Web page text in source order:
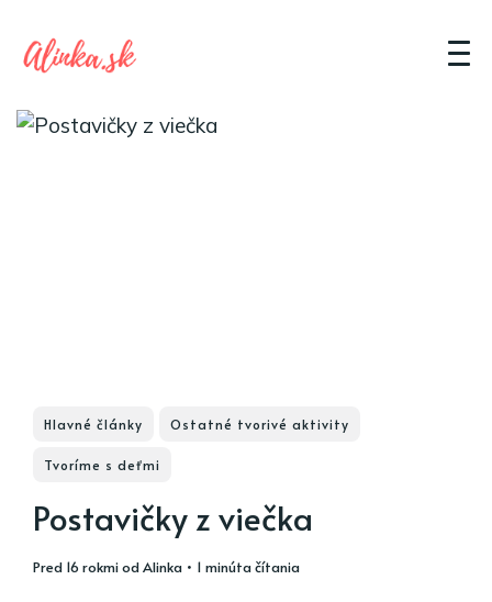
Hlavné články Ostatné tvorivé aktivity
Tvoríme s deťmi
Postavičky z viečka
pred 16 rokmiodAlinka • 1 minúta čítania